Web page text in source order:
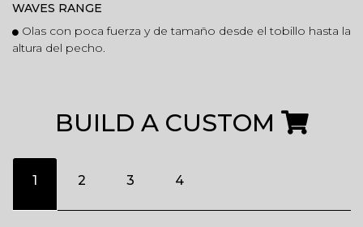
WAVES RANGE
Olas con poca fuerza y de tamaño desde el tobillo hasta la
altura del pecho.
BUILD A CUSTOM
1 2 3 4